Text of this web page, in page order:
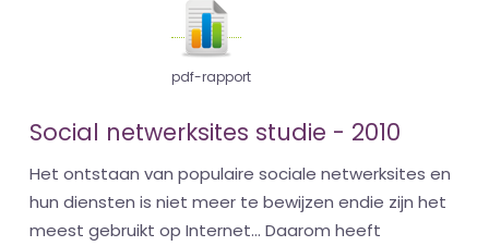
pdf-rapport
Social netwerksites studie - 2010
Het ontstaan van populaire sociale netwerksites en
hun diensten is niet meer te bewijzen endie zijn het
meest gebruikt op Internet... Daarom heeft